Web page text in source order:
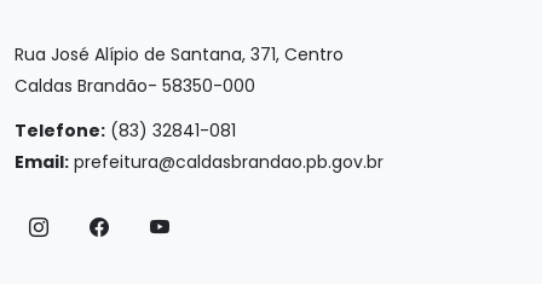
Rua José Alípio de Santana, 371, Centro
Caldas Brandão- 58350-000
Telefone: (83) 32841-081
Email: prefeitura@caldasbrandao.pb.gov.br